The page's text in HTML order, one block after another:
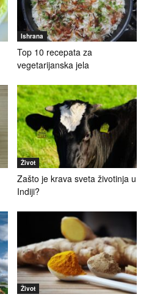
Ishrana
Top 10 recepata za
vegetarijanska jela
Život
Zašto je krava sveta životinja u
Indiji?
Život